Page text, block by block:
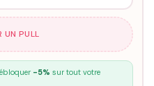
UN PULL
-5% sur tout votre